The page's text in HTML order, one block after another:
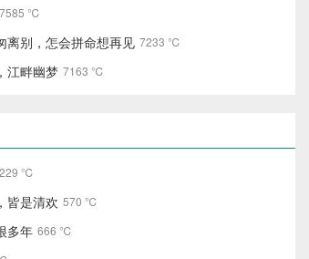
7585 ℃
离别，怎会拼命想再见 7233 ℃
江畔幽梦 7163 ℃
229 ℃
皆是清欢 570 ℃
多年 666 ℃